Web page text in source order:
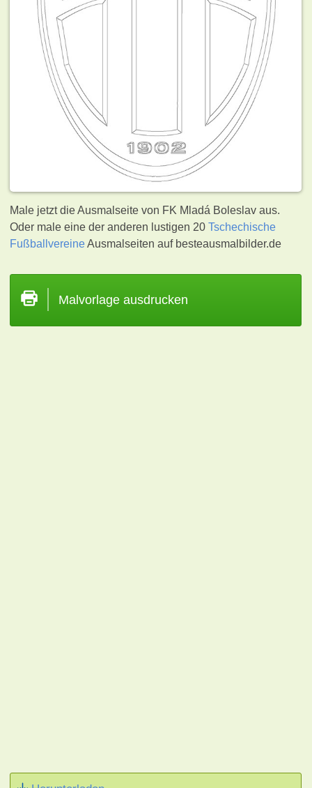
Male jetzt die Ausmalseite von FK Mladá Boleslav aus.
Oder male eine der anderen lustigen 20Tschechische
FußballvereineAusmalseiten auf besteausmalbilder.de
Malvorlage ausdrucken